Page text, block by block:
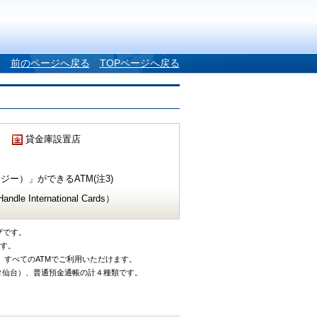
前のページへ戻る TOPページへ戻る
貸金庫設置店
ー）」ができるATM(注3)
International Cards）
す。
。
べてのATMでご利用いただけます。
台）、普通預金通帳の計４種類です。